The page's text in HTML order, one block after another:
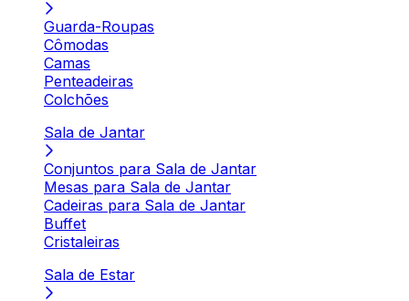
Guarda-Roupas
Cômodas
Camas
Penteadeiras
Colchões
Sala de Jantar
Conjuntos para Sala de Jantar
Mesas para Sala de Jantar
Cadeiras para Sala de Jantar
Buffet
Cristaleiras
Sala de Estar